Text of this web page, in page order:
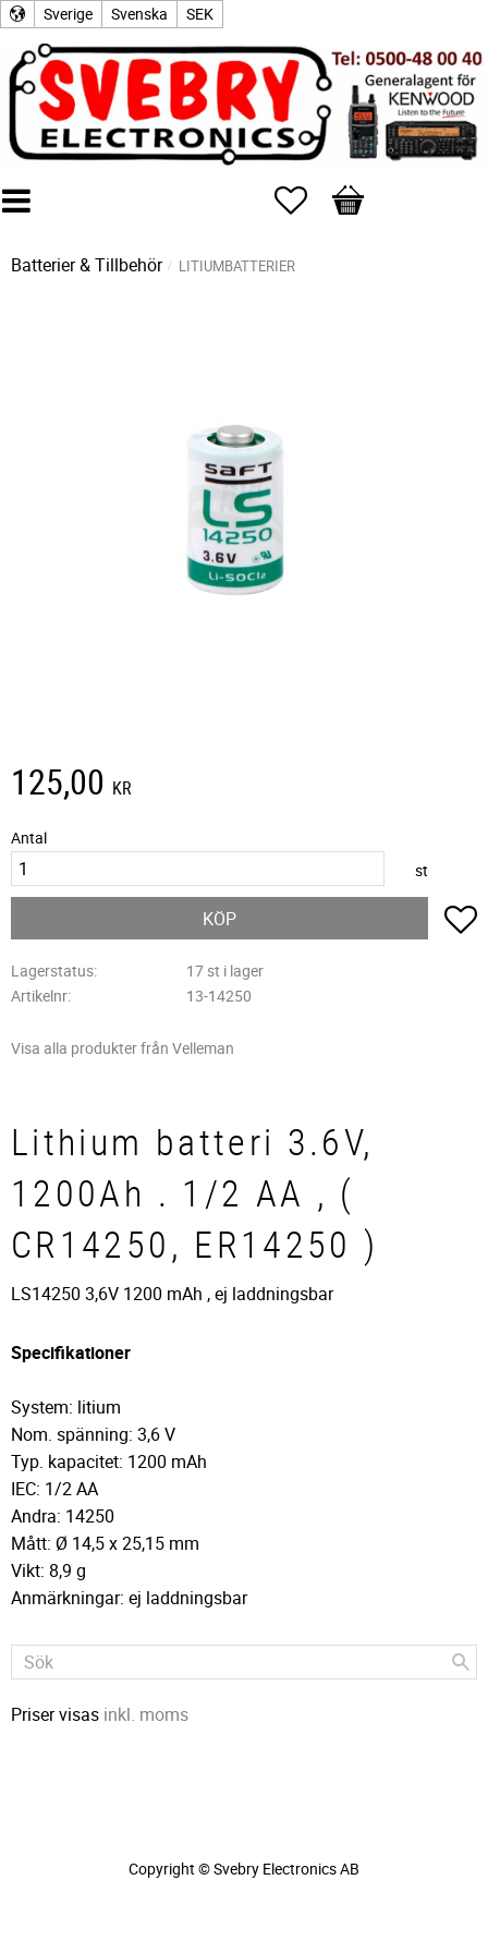
Sverige Svenska SEK
Favoriter
Kundvagn
Batterier & Tillbehör LITIUMBATTERIER
125,00 KR
Antal
st
KÖP
Lagerstatus
17 st i lager
Artikelnr
13-14250
Visa alla produkter från Velleman
Lithium batteri 3.6V,
1200Ah . 1/2 AA , (
CR14250, ER14250 )
LS14250 3,6V 1200 mAh , ej laddningsbar
Specifikationer
System: litium
Nom. spänning: 3,6 V
Typ. kapacitet: 1200 mAh
IEC: 1/2 AA
Andra: 14250
Mått: Ø 14,5 x 25,15 mm
Vikt: 8,9 g
Anmärkningar: ej laddningsbar
Priser visas inkl. moms
Copyright © Svebry Electronics AB